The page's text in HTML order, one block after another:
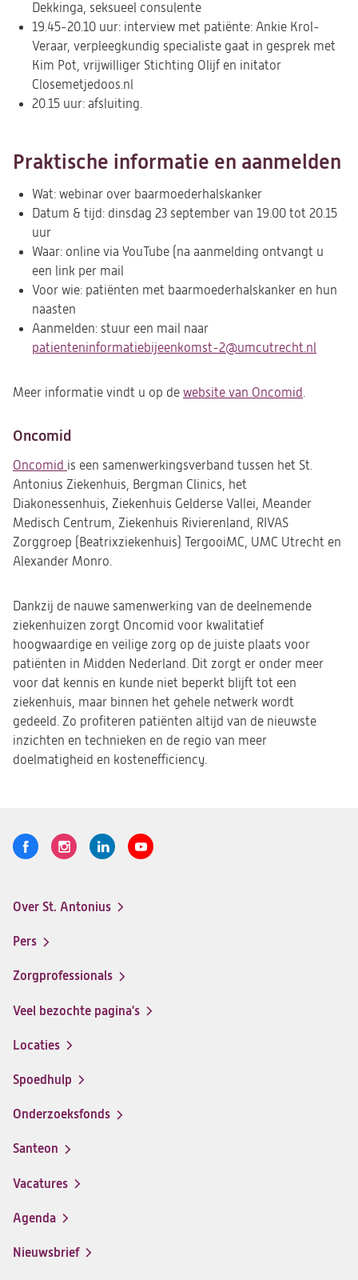
Dekkinga, seksueel consulente
19.45-20.10 uur: interview met patiënte: Ankie Krol-
Veraar, verpleegkundig specialiste gaat in gesprek met
Kim Pot, vrijwilliger Stichting Olijf en initator
Closemetjedoos.nl
20.15 uur: afsluiting.
Praktische informatie en aanmelden
Wat: webinar over baarmoederhalskanker
Datum & tijd: dinsdag 23 september van 19.00 tot 20.15
uur
Waar: online via YouTube (na aanmelding ontvangt u
een link per mail
Voor wie: patiënten met baarmoederhalskanker en hun
naasten
Aanmelden: stuur een mail naar
patienteninformatiebijeenkomst-2@umcutrecht.nl
Meer informatie vindt u op de website van Oncomid(opent
tab)
.
Oncomid
Oncomid (opent
in
een
nieuwe
tab)
is een samenwerkingsverband tussen het St.
Antonius Ziekenhuis, Bergman Clinics, het
Diakonessenhuis, Ziekenhuis Gelderse Vallei, Meander
Medisch Centrum, Ziekenhuis Rivierenland, RIVAS
Zorggroep (Beatrixziekenhuis) TergooiMC, UMC Utrecht en
Alexander Monro.
Dankzij de nauwe samenwerking van de deelnemende
ziekenhuizen zorgt Oncomid voor kwalitatief
hoogwaardige en veilige zorg op de juiste plaats voor
patiënten in Midden Nederland. Dit zorgt er onder meer
voor dat kennis en kunde niet beperkt blijft tot een
ziekenhuis, maar binnen het gehele netwerk wordt
gedeeld. Zo profiteren patiënten altijd van de nieuwste
inzichten en technieken en de regio van meer
doelmatigheid en kostenefficiency.
Volg
Logo
een
ziekenhuis
op
Logo
een
op
Logo
een
op
Logo
menu
Over St. Antonius
Pers
Zorgprofessionals
Veel bezochte pagina's
Locaties
Spoedhulp
Onderzoeksfonds
Santeon
(opent
in
nieuwe
Vacatures
(opent
in
nieuwe
Agenda
Nieuwsbrief